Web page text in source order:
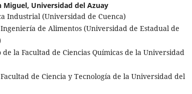
Miguel, Universidad del Azuay
Industrial (Universidad de Cuenca)
de Alimentos (Universidad de Estadual de
la Facultad de Ciencias Químicas de la Universidad
de Ciencia y Tecnología de la Universidad del